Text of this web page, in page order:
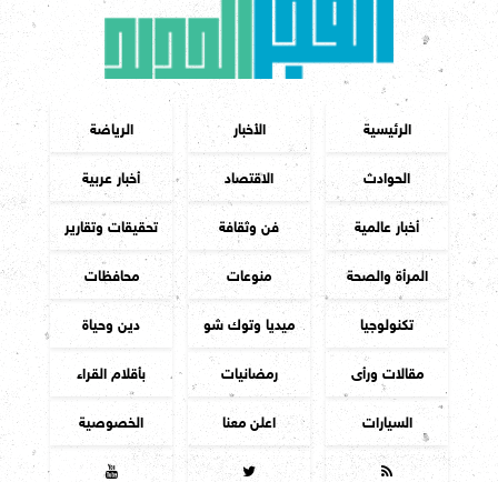
الرئيسية الأخبار
الرياضة
الحوادث
الاقتصاد
أخبار عربية
أخبار عالمية
فن وثقافة
تحقيقات وتقارير
المرأة والصحة
منوعات
محافظات
تكنولوجيا
ميديا وتوك شو
دين وحياة
مقالات ورأى
رمضانيات
بأقلام القراء
السيارات
اعلن معنا
الخصوصية


